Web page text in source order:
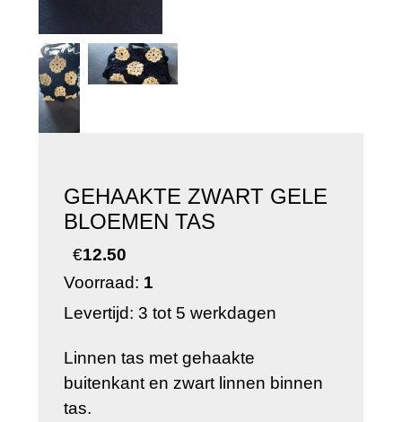
GEHAAKTE ZWART GELE
BLOEMEN TAS
€12.50
Voorraad: 1
Levertijd: 3 tot 5 werkdagen
Linnen tas met gehaakte
buitenkant en zwart linnen binnen
tas.